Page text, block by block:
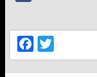
Facebook